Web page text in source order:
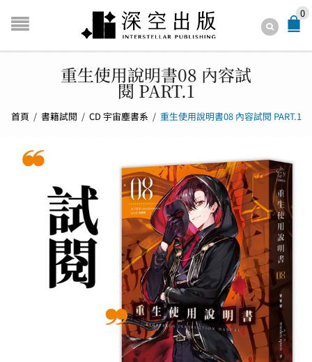
0
重生使用說明書08 內容試
閱 PART.1
首頁 / 書籍試閱 / CD 宇宙塵書系 / 重生使用說明書08 內容試閱 PART.1